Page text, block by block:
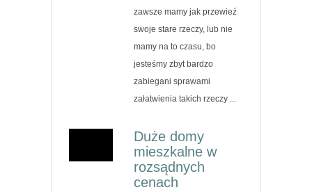
zawsze mamy jak przewieź
swoje stare rzeczy, lub nie
mamy na to czasu, bo
jesteśmy zbyt bardzo
zabiegani sprawami
załatwienia takich rzeczy ...
Duże domy
mieszkalne w
rozsądnych
cenach